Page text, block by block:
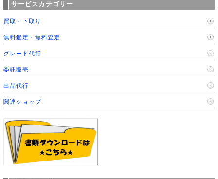
サービスカテゴリー
買取・下取り
無料鑑定・無料査定
グレード代行
委託販売
出品代行
関連ショップ